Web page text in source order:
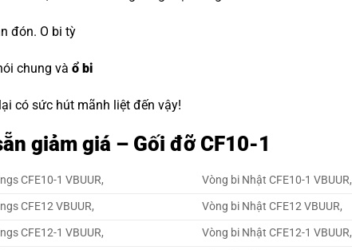
đón. O bi tỳ
chung và ổ bi
có sức hút mãnh liệt đến vậy!
giảm giá – Gối đỡ CF10-1
CFE10-1 VBUUR,
Vòng bi Nhật CFE10-1 VBUUR,
CFE12 VBUUR,
Vòng bi Nhật CFE12 VBUUR,
CFE12-1 VBUUR,
Vòng bi Nhật CFE12-1 VBUUR,